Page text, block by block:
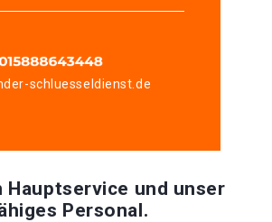
schluesseldienst.de
Hauptservice und unser
Personal.